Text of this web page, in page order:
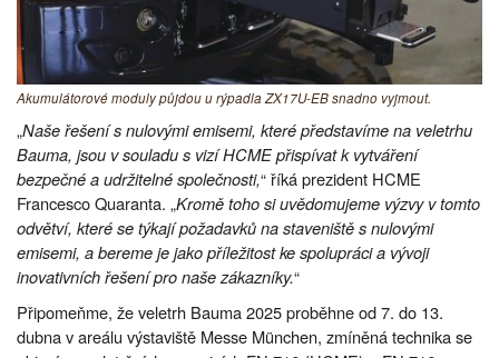
Akumulátorové moduly půjdou u rýpadla ZX17U-EB snadno vyjmout.
„Naše řešení s nulovými emisemi, které představíme na veletrhu
Bauma, jsou v souladu s vizí HCME přispívat k vytváření
bezpečné a udržitelné společnosti,“ říká prezident HCME
Francesco Quaranta. „Kromě toho si uvědomujeme výzvy v tomto
odvětví, které se týkají požadavků na staveniště s nulovými
emisemi, a bereme je jako příležitost ke spolupráci a vývoji
inovativních řešení pro naše zákazníky.“
Připomeňme, že veletrh Bauma 2025 proběhne od 7. do 13.
dubna v areálu výstaviště Messe München, zmíněná technika se